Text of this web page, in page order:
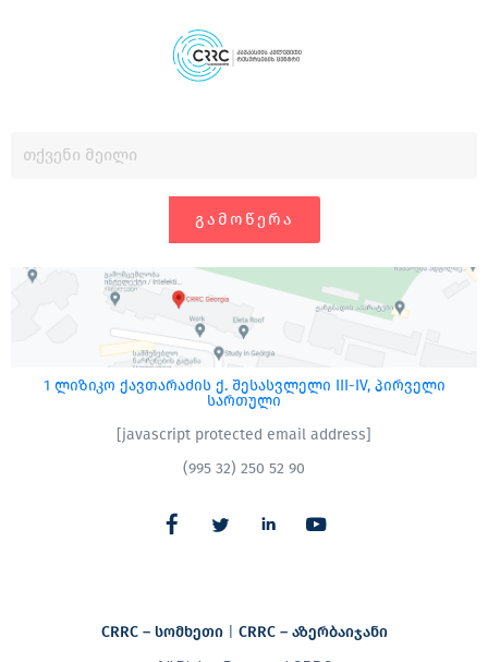
ᲒᲐᲛᲝᲬᲔᲠᲐ
1 ლიზიკო ქავთარაძის ქ. შესასვლელი III-IV, პირველი
სართული
[javascript protected email address]
(995 32) 250 52 90
CRRC – სომხეთი| CRRC – აზერბაიჯანი​